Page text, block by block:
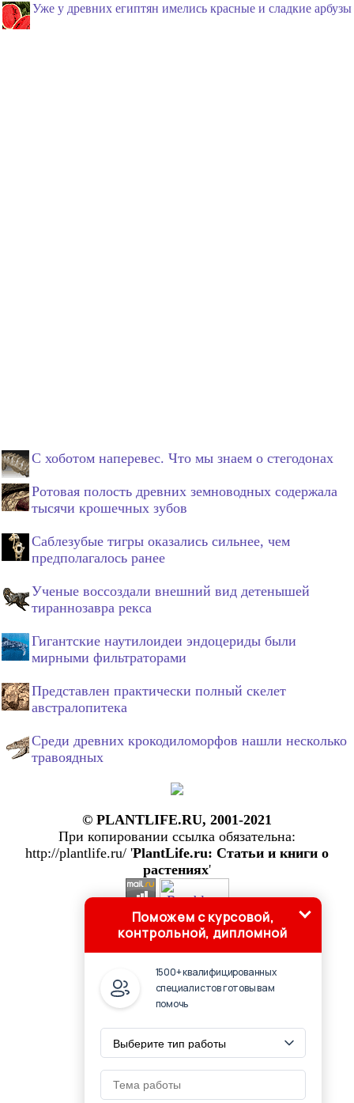
Уже у древних египтян имелись красные и сладкие арбузы
С хоботом наперевес. Что мы знаем о стегодонах
Ротовая полость древних земноводных содержала
тысячи крошечных зубов
Саблезубые тигры оказались сильнее, чем
предполагалось ранее
Ученые воссоздали внешний вид детенышей
тираннозавра рекса
Гигантские наутилоидеи эндоцериды были
мирными фильтраторами
Представлен практически полный скелет
австралопитека
Среди древних крокодиломорфов нашли несколько
травоядных
© PLANTLIFE.RU, 2001-2021
При копировании ссылка обязательна:
http://plantlife.ru/ 'PlantLife.ru: Статьи и книги о
растениях'
Поможем с курсовой,
контрольной, дипломной
1500+ квалифицированных
специалистов готовы вам
помочь